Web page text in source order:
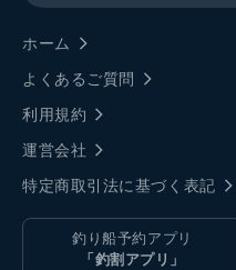
ホーム
よくあるご質問
利用規約
運営会社
特定商取引法に基づく表記
釣り船予約アプリ
「釣割アプリ」